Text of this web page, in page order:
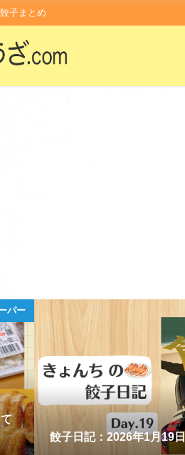
子まとめ
パー
餃子日記：2026年1月19日